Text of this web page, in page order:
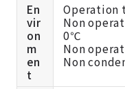
En
vir
on
m
en
t
Operation
Non
0℃
Non
Non